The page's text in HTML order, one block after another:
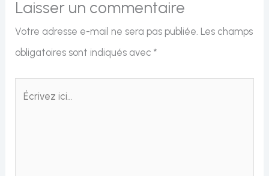
Laisser un commentaire
Votre adresse e-mail ne sera pas publiée. Les champs
obligatoires sont indiqués avec*
Écrivez